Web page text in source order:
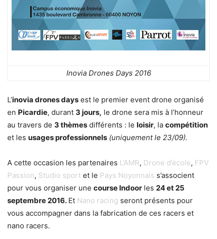
Inovia Drones Days 2016
L’inovia drones days est le premier event drone organisé
en Picardie, durant 3 jours, le drone sera mis à l’honneur
au travers de 3 thèmes différents : le loisir, la compétition
et les usages professionnels (uniquement le 23/09).
A cette occasion les partenaires L’AMR, Drone d’école, FPV
Passion, Studio sport et le Pays Noyonnais s’associent
pour vous organiser une course Indoor les 24 et 25
septembre 2016. Et Nano racing seront présents pour
vous accompagner dans la fabrication de ces racers et
nano racers.